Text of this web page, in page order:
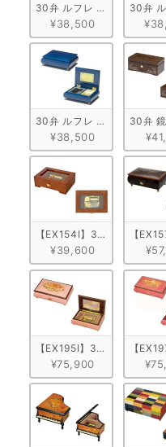
30弁 ルフレ ウォールナット
¥38,500
30弁
30弁 ルフレ メープル ブル
¥38,500
30弁
【EX154I】30弁
¥39,600
【
【EX195I】30弁
¥75,900
【